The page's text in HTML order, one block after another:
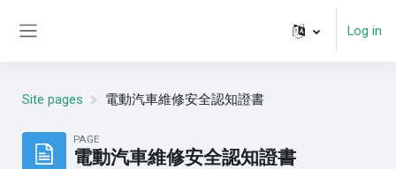
Log in
Site pages 電動汽車維修安全認知證書
PAGE
電動汽車維修安全認知證書